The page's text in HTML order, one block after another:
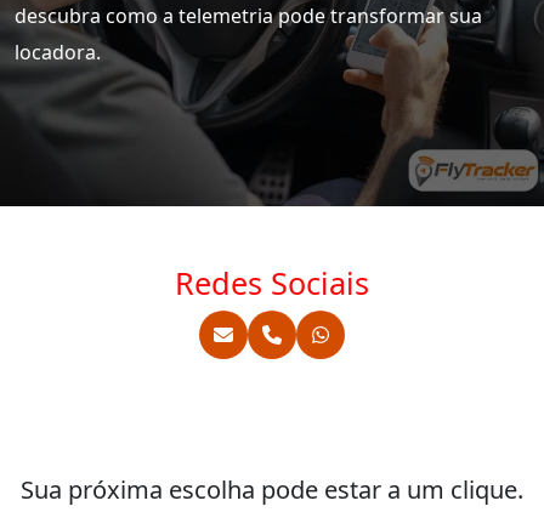
descubra como a telemetria pode transformar sua
locadora.
Redes Sociais
Sua próxima escolha pode estar a um clique.